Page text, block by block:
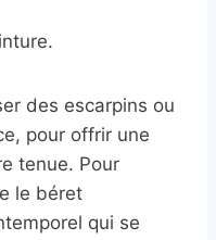
des escarpins ou
pour offrir une
tenue. Pour
le béret
qui se